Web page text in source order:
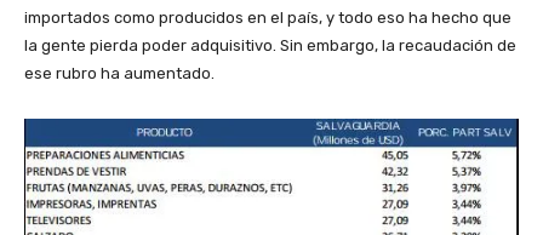
importados como producidos en el país, y todo eso ha hecho que
la gente pierda poder adquisitivo. Sin embargo, la recaudación de
ese rubro ha aumentado.